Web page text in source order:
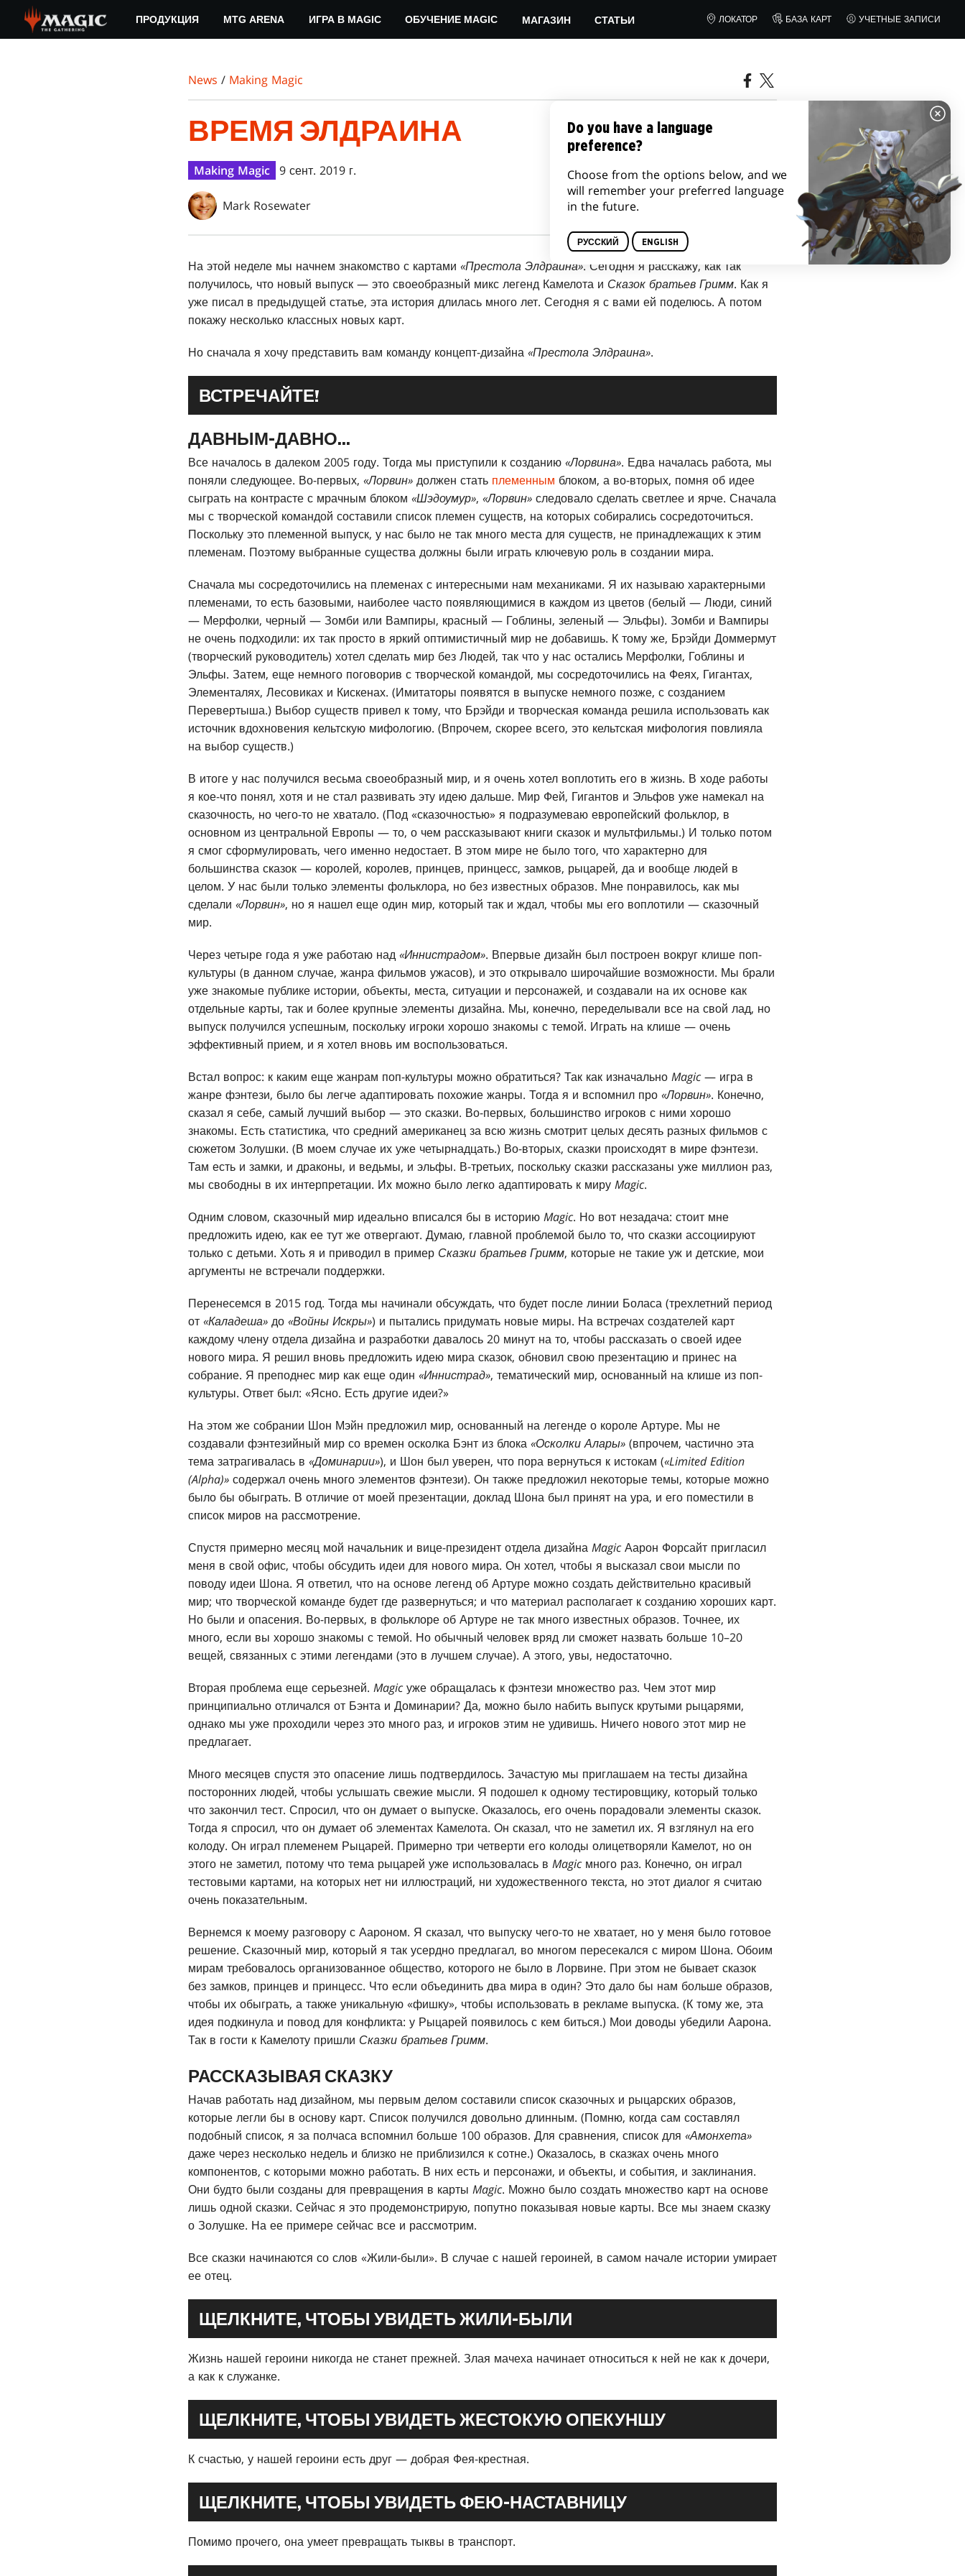
main
ПРОДУКЦИЯ MTG ARENA ИГРА В MAGIC ОБУЧЕНИЕ MAGIC МАГАЗИН СТАТЬИ ЛОКАТОР БАЗА КАРТ УЧЕТНЫЕ ЗАПИСИ
News / Making Magic
ВРЕМЯ ЭЛДРАИНА
Making Magic 9 сент. 2019 г.
Mark Rosewater
На этой неделе мы начнем знакомство с картами «Престола Элдраина». Сегодня я расскажу, как так
получилось, что новый выпуск — это своеобразный микс легенд Камелота и Сказок братьев Гримм. Как я
уже писал в предыдущей статье, эта история длилась много лет. Сегодня я с вами ей поделюсь. А потом
покажу несколько классных новых карт.
Но сначала я хочу представить вам команду концепт-дизайна «Престола Элдраина».
ВСТРЕЧАЙТЕ!
ДАВНЫМ-ДАВНО...
Все началось в далеком 2005 году. Тогда мы приступили к созданию «Лорвина». Едва началась работа, мы
поняли следующее. Во-первых, «Лорвин» должен стать племенным блоком, а во-вторых, помня об идее
сыграть на контрасте с мрачным блоком «Шэдоумур», «Лорвин» следовало сделать светлее и ярче. Сначала
мы с творческой командой составили список племен существ, на которых собирались сосредоточиться.
Поскольку это племенной выпуск, у нас было не так много места для существ, не принадлежащих к этим
племенам. Поэтому выбранные существа должны были играть ключевую роль в создании мира.
Сначала мы сосредоточились на племенах с интересными нам механиками. Я их называю характерными
племенами, то есть базовыми, наиболее часто появляющимися в каждом из цветов (белый — Люди, синий
— Мерфолки, черный — Зомби или Вампиры, красный — Гоблины, зеленый — Эльфы). Зомби и Вампиры
не очень подходили: их так просто в яркий оптимистичный мир не добавишь. К тому же, Брэйди Доммермут
(творческий руководитель) хотел сделать мир без Людей, так что у нас остались Мерфолки, Гоблины и
Эльфы. Затем, еще немного поговорив с творческой командой, мы сосредоточились на Феях, Гигантах,
Элементалях, Лесовиках и Кискенах. (Имитаторы появятся в выпуске немного позже, с созданием
Перевертыша.) Выбор существ привел к тому, что Брэйди и творческая команда решила использовать как
источник вдохновения кельтскую мифологию. (Впрочем, скорее всего, это кельтская мифология повлияла
на выбор существ.)
В итоге у нас получился весьма своеобразный мир, и я очень хотел воплотить его в жизнь. В ходе работы
я кое-что понял, хотя и не стал развивать эту идею дальше. Мир Фей, Гигантов и Эльфов уже намекал на
сказочность, но чего-то не хватало. (Под «сказочностью» я подразумеваю европейский фольклор, в
основном из центральной Европы — то, о чем рассказывают книги сказок и мультфильмы.) И только потом
я смог сформулировать, чего именно недостает. В этом мире не было того, что характерно для
большинства сказок — королей, королев, принцев, принцесс, замков, рыцарей, да и вообще людей в
целом. У нас были только элементы фольклора, но без известных образов. Мне понравилось, как мы
сделали «Лорвин», но я нашел еще один мир, который так и ждал, чтобы мы его воплотили — сказочный
мир.
Через четыре года я уже работаю над «Иннистрадом». Впервые дизайн был построен вокруг клише поп-
культуры (в данном случае, жанра фильмов ужасов), и это открывало широчайшие возможности. Мы брали
уже знакомые публике истории, объекты, места, ситуации и персонажей, и создавали на их основе как
отдельные карты, так и более крупные элементы дизайна. Мы, конечно, переделывали все на свой лад, но
выпуск получился успешным, поскольку игроки хорошо знакомы с темой. Играть на клише — очень
эффективный прием, и я хотел вновь им воспользоваться.
Встал вопрос: к каким еще жанрам поп-культуры можно обратиться? Так как изначально Magic — игра в
жанре фэнтези, было бы легче адаптировать похожие жанры. Тогда я и вспомнил про «Лорвин». Конечно,
сказал я себе, самый лучший выбор — это сказки. Во-первых, большинство игроков с ними хорошо
знакомы. Есть статистика, что средний американец за всю жизнь смотрит целых десять разных фильмов с
сюжетом Золушки. (В моем случае их уже четырнадцать.) Во-вторых, сказки происходят в мире фэнтези.
Там есть и замки, и драконы, и ведьмы, и эльфы. В-третьих, поскольку сказки рассказаны уже миллион раз,
мы свободны в их интерпретации. Их можно было легко адаптировать к миру Magic.
Одним словом, сказочный мир идеально вписался бы в историю Magic. Но вот незадача: стоит мне
предложить идею, как ее тут же отвергают. Думаю, главной проблемой было то, что сказки ассоциируют
только с детьми. Хоть я и приводил в пример Сказки братьев Гримм, которые не такие уж и детские, мои
аргументы не встречали поддержки.
Перенесемся в 2015 год. Тогда мы начинали обсуждать, что будет после линии Боласа (трехлетний период
от «Каладеша» до «Войны Искры») и пытались придумать новые миры. На встречах создателей карт
каждому члену отдела дизайна и разработки давалось 20 минут на то, чтобы рассказать о своей идее
нового мира. Я решил вновь предложить идею мира сказок, обновил свою презентацию и принес на
собрание. Я преподнес мир как еще один «Иннистрад», тематический мир, основанный на клише из поп-
культуры. Ответ был: «Ясно. Есть другие идеи?»
На этом же собрании Шон Мэйн предложил мир, основанный на легенде о короле Артуре. Мы не
создавали фэнтезийный мир со времен осколка Бэнт из блока «Осколки Алары» (впрочем, частично эта
тема затрагивалась в «Доминарии»), и Шон был уверен, что пора вернуться к истокам («Limited Edition
(Alpha)» содержал очень много элементов фэнтези). Он также предложил некоторые темы, которые можно
было бы обыграть. В отличие от моей презентации, доклад Шона был принят на ура, и его поместили в
список миров на рассмотрение.
Спустя примерно месяц мой начальник и вице-президент отдела дизайна Magic Аарон Форсайт пригласил
меня в свой офис, чтобы обсудить идеи для нового мира. Он хотел, чтобы я высказал свои мысли по
поводу идеи Шона. Я ответил, что на основе легенд об Артуре можно создать действительно красивый
мир; что творческой команде будет где развернуться; и что материал располагает к созданию хороших карт.
Но были и опасения. Во-первых, в фольклоре об Артуре не так много известных образов. Точнее, их
много, если вы хорошо знакомы с темой. Но обычный человек вряд ли сможет назвать больше 10–20
вещей, связанных с этими легендами (это в лучшем случае). А этого, увы, недостаточно.
Вторая проблема еще серьезней. Magic уже обращалась к фэнтези множество раз. Чем этот мир
принципиально отличался от Бэнта и Доминарии? Да, можно было набить выпуск крутыми рыцарями,
однако мы уже проходили через это много раз, и игроков этим не удивишь. Ничего нового этот мир не
предлагает.
Много месяцев спустя это опасение лишь подтвердилось. Зачастую мы приглашаем на тесты дизайна
посторонних людей, чтобы услышать свежие мысли. Я подошел к одному тестировщику, который только
что закончил тест. Спросил, что он думает о выпуске. Оказалось, его очень порадовали элементы сказок.
Тогда я спросил, что он думает об элементах Камелота. Он сказал, что не заметил их. Я взглянул на его
колоду. Он играл племенем Рыцарей. Примерно три четверти его колоды олицетворяли Камелот, но он
этого не заметил, потому что тема рыцарей уже использовалась в Magic много раз. Конечно, он играл
тестовыми картами, на которых нет ни иллюстраций, ни художественного текста, но этот диалог я считаю
очень показательным.
Вернемся к моему разговору с Аароном. Я сказал, что выпуску чего-то не хватает, но у меня было готовое
решение. Сказочный мир, который я так усердно предлагал, во многом пересекался с миром Шона. Обоим
мирам требовалось организованное общество, которого не было в Лорвине. При этом не бывает сказок
без замков, принцев и принцесс. Что если объединить два мира в один? Это дало бы нам больше образов,
чтобы их обыграть, а также уникальную «фишку», чтобы использовать в рекламе выпуска. (К тому же, эта
идея подкинула и повод для конфликта: у Рыцарей появилось с кем биться.) Мои доводы убедили Аарона.
Так в гости к Камелоту пришли Сказки братьев Гримм.
РАССКАЗЫВАЯ СКАЗКУ
Начав работать над дизайном, мы первым делом составили список сказочных и рыцарских образов,
которые легли бы в основу карт. Список получился довольно длинным. (Помню, когда сам составлял
подобный список, я за полчаса вспомнил больше 100 образов. Для сравнения, список для «Амонхета»
даже через несколько недель и близко не приблизился к сотне.) Оказалось, в сказках очень много
компонентов, с которыми можно работать. В них есть и персонажи, и объекты, и события, и заклинания.
Они будто были созданы для превращения в карты Magic. Можно было создать множество карт на основе
лишь одной сказки. Сейчас я это продемонстрирую, попутно показывая новые карты. Все мы знаем сказку
о Золушке. На ее примере сейчас все и рассмотрим.
Все сказки начинаются со слов «Жили-были». В случае с нашей героиней, в самом начале истории умирает
ее отец.
ЩЕЛКНИТЕ, ЧТОБЫ УВИДЕТЬ ЖИЛИ-БЫЛИ
Жизнь нашей героини никогда не станет прежней. Злая мачеха начинает относиться к ней не как к дочери,
а как к служанке.
ЩЕЛКНИТЕ, ЧТОБЫ УВИДЕТЬ ЖЕСТОКУЮ ОПЕКУНШУ
К счастью, у нашей героини есть друг — добрая Фея-крестная.
ЩЕЛКНИТЕ, ЧТОБЫ УВИДЕТЬ ФЕЮ-НАСТАВНИЦУ
Помимо прочего, она умеет превращать тыквы в транспорт.
Do you have a language
preference?
Choose from the options below, and we
will remember your preferred language
in the future.
РУССКИЙ ENGLISH